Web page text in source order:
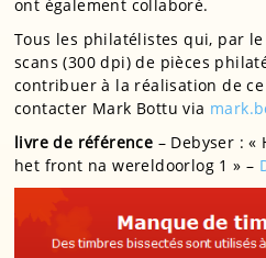
ont également collaboré.
Tous les philatélistes qui, par
scans (300 dpi) de pièces
contribuer à la réalisation de
contacter Mark Bottu via
livre de référence – Debyser :
het front na wereldoorlog 1 » –